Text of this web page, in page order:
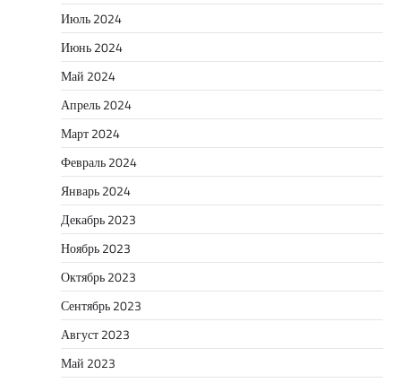
Июль 2024
Июнь 2024
Май 2024
Апрель 2024
Март 2024
Февраль 2024
Январь 2024
Декабрь 2023
Ноябрь 2023
Октябрь 2023
Сентябрь 2023
Август 2023
Май 2023